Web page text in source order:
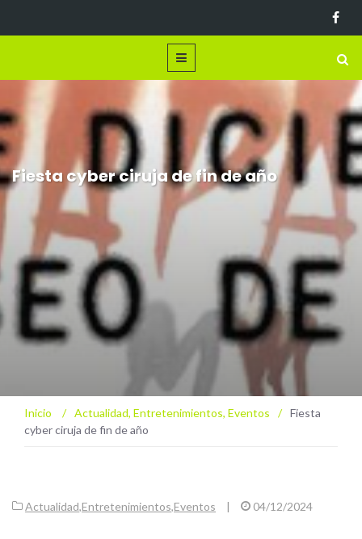
Fiesta cyber ciruja de fin de año
Inicio / Actualidad, Entretenimientos, Eventos / Fiesta
cyber ciruja de fin de año
Actualidad,Entretenimientos,Eventos | 04/12/2024